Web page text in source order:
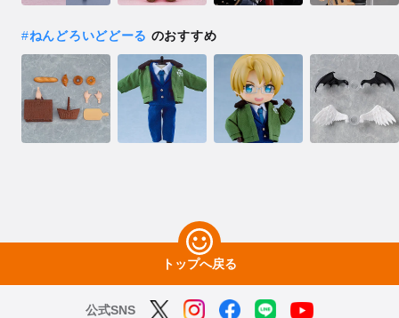
#ねんどろいどどーる のおすすめ
トップへ戻る
公式SNS